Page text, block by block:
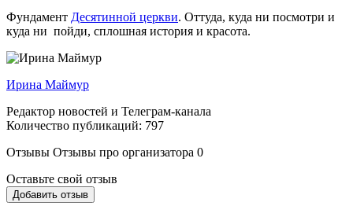
Фундамент Десятинной церкви. Оттуда, куда ни посмотри и
куда ни пойди, сплошная история и красота.
Ирина Маймур
Редактор новостей и Телеграм-канала
Количество публикаций: 797
Отзывы Отзывы про организатора 0
Оставьте свой отзыв
Добавить отзыв